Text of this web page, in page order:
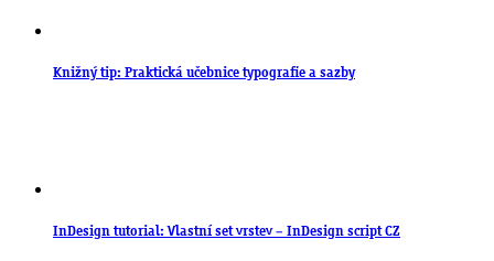
Knižný tip: Praktická učebnice typografie a sazby
InDesign tutorial: Vlastní set vrstev – InDesign script CZ